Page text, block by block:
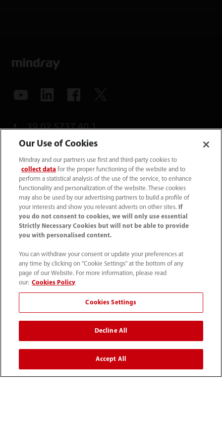
39 02 5737 40 1
info.it@mindray.com
Condizioni d’uso｜Site Map｜Cookie Policy｜
Privacy Policy｜ Contattaci｜ Codice Etico｜
Modello 231｜Trasparenza｜Whistleblowing
© 2026 Shenzhen Mindray Bio-Medical Electronics Co.,
Ltd. Tutti i diritti riservati.
Mindray Medical Italy S.r.l. ha ottenuto il
con il punteggio ★★++ed è inclusa nell'elenco
pubblicato sul sito dell'AGCM
*I collegamenti ai social media presenti su questo sito
possono indirizzare l'utente a piattaforme gestite da
alcun controllo editoriale e declina ogni responsabilità
Our Use of Cookies
Mindray and our partners use first and third-party cookies to
collect data for the proper functioning of the website and to
perform a statistical analysis of the use of the service, to enhance
functionality and personalization of the website. These cookies
may also be used by our advertising partners to build a profile of
your interests and show you relevant adverts on other sites.
If
you do not consent to cookies, we will only use essential
Strictly Necessary Cookies but will not be able to provide
you with personalised content.
You can withdraw your consent or update your preferences at
any time by clicking on "Cookie Settings" at the bottom of any
page of our Website. For more information, please read
our: Cookies Policy
Cookies Settings
Decline All
Accept All